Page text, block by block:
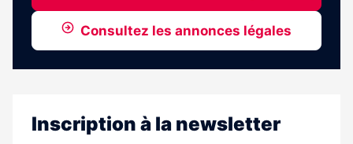
Consultez les annonces légales
Inscription à la newsletter